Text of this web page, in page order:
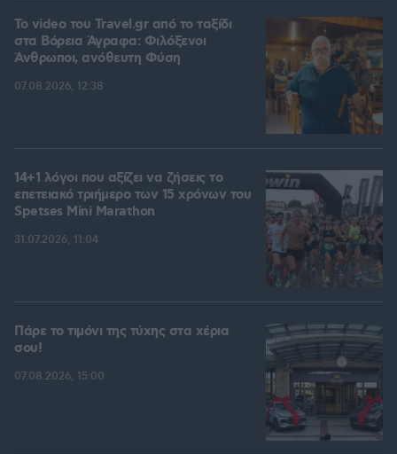
To video του Travel.gr από το ταξίδι
στα Βόρεια Άγραφα: Φιλόξενοι
Άνθρωποι, ανόθευτη Φύση
07.08.2026, 12:38
14+1 λόγοι που αξίζει να ζήσεις το
επετειακό τριήμερο των 15 χρόνων του
Spetses Mini Marathon
31.07.2026, 11:04
Πάρε το τιμόνι της τύχης στα χέρια
σου!
07.08.2026, 15:00